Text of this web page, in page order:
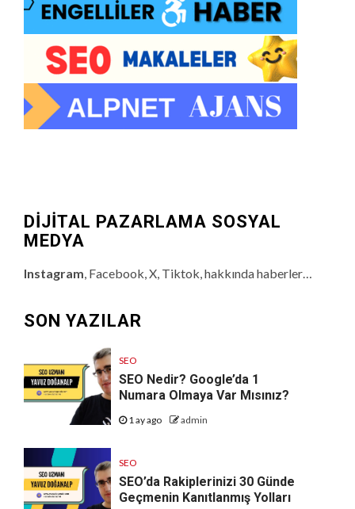
DİJİTAL PAZARLAMA SOSYAL
MEDYA
Instagram , Facebook, X, Tiktok, hakkında haberler…
SON YAZILAR
SEO
SEO Nedir? Google’da 1
Numara Olmaya Var Mısınız?
1 ay ago admin
SEO
SEO’da Rakiplerinizi 30 Günde
Geçmenin Kanıtlanmış Yolları